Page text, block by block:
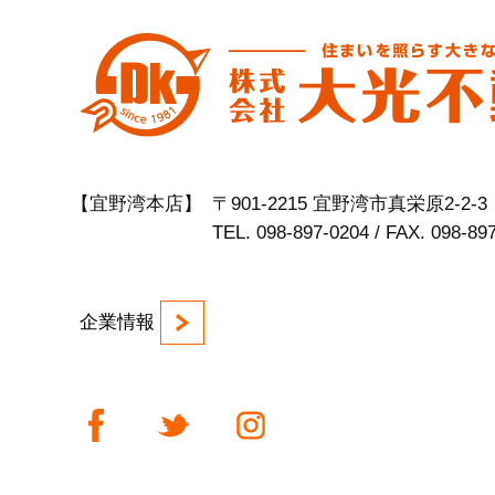
【宜野湾本店】
〒901-2215 宜野湾市真栄原2-2-3
TEL. 098-897-0204 / FAX. 098-
企業情報